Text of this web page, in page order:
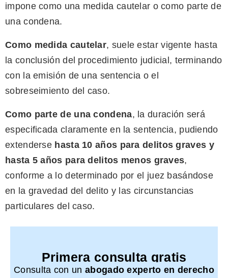
impone como una medida cautelar o como parte de
una condena.
Como medida cautelar, suele estar vigente hasta
la conclusión del procedimiento judicial, terminando
con la emisión de una sentencia o el
sobreseimiento del caso.
Como parte de una condena, la duración será
especificada claramente en la sentencia, pudiendo
extenderse hasta 10 años para delitos graves y
hasta 5 años para delitos menos graves,
conforme a lo determinado por el juez basándose
en la gravedad del delito y las circunstancias
particulares del caso.
Primera consulta gratis
Consulta con un abogado experto en derecho